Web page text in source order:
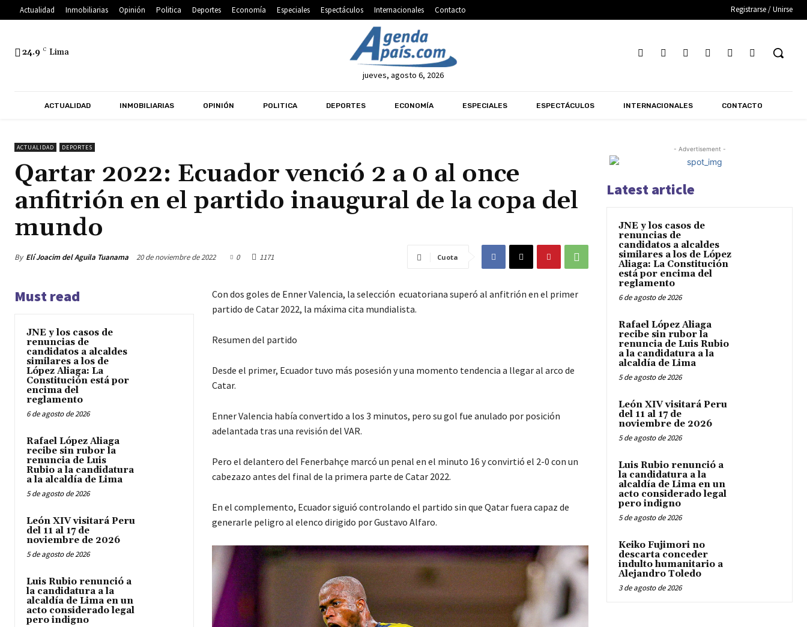
Actualidad Inmobiliarias Opinión Politica Deportes Economía Especiales Espectáculos Internacionales Contacto Registrarse / Unirse
24.9 C Lima
jueves, agosto 6, 2026
ACTUALIDAD INMOBILIARIAS OPINIÓN POLITICA DEPORTES ECONOMÍA ESPECIALES ESPECTÁCULOS INTERNACIONALES CONTACTO
ACTUALIDAD DEPORTES
Qartar 2022: Ecuador venció 2 a 0 al once
anfitrión en el partido inaugural de la copa del
mundo
By Elí Joacim del Aguila Tuanama 20 de noviembre de 2022 0 1171 Cuota
Must read
JNE y los casos de
renuncias de
candidatos a alcaldes
similares a los de
López Aliaga: La
Constitución está por
encima del
reglamento
6 de agosto de 2026
Rafael López Aliaga
recibe sin rubor la
renuncia de Luis
Rubio a la candidatura
a la alcaldía de Lima
5 de agosto de 2026
León XIV visitará Peru
del 11 al 17 de
noviembre de 2026
5 de agosto de 2026
Luis Rubio renunció a
la candidatura a la
alcaldía de Lima en un
acto considerado legal
pero indigno
Con dos goles de Enner Valencia, la selección ecuatoriana superó al anfitrión en el primer
partido de Catar 2022, la máxima cita mundialista.
Resumen del partido
Desde el primer, Ecuador tuvo más posesión y una momento tendencia a llegar al arco de
Catar.
Enner Valencia había convertido a los 3 minutos, pero su gol fue anulado por posición
adelantada tras una revisión del VAR.
Pero el delantero del Fenerbahçe marcó un penal en el minuto 16 y convirtió el 2-0 con un
cabezazo antes del final de la primera parte de Catar 2022.
En el complemento, Ecuador siguió controlando el partido sin que Qatar fuera capaz de
generarle peligro al elenco dirigido por Gustavo Alfaro.
- Advertisement -
Latest article
JNE y los casos de
renuncias de
candidatos a alcaldes
similares a los de López
Aliaga: La Constitución
está por encima del
reglamento
6 de agosto de 2026
Rafael López Aliaga
recibe sin rubor la
renuncia de Luis Rubio
a la candidatura a la
alcaldía de Lima
5 de agosto de 2026
León XIV visitará Peru
del 11 al 17 de
noviembre de 2026
5 de agosto de 2026
Luis Rubio renunció a
la candidatura a la
alcaldía de Lima en un
acto considerado legal
pero indigno
5 de agosto de 2026
Keiko Fujimori no
descarta conceder
indulto humanitario a
Alejandro Toledo
3 de agosto de 2026